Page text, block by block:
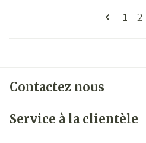
1 2
Contactez nous
Service à la clientèle